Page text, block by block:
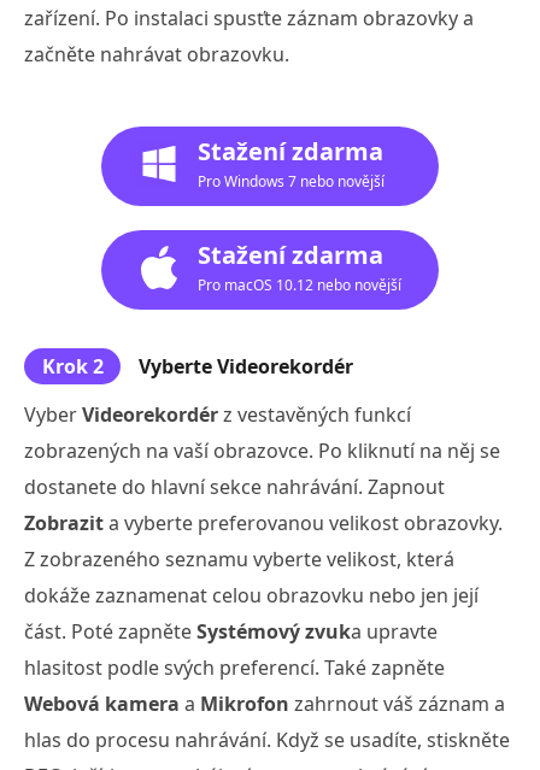
zařízení. Po instalaci spusťte záznam obrazovky a
začněte nahrávat obrazovku.
Stažení zdarma
Pro Windows 7 nebo novější
Stažení zdarma
Pro macOS 10.12 nebo novější
Krok 2
Vyberte Videorekordér
VyberVideorekordérz vestavěných funkcí
zobrazených na vaší obrazovce. Po kliknutí na něj se
dostanete do hlavní sekce nahrávání. Zapnout
Zobrazita vyberte preferovanou velikost obrazovky.
Z zobrazeného seznamu vyberte velikost, která
dokáže zaznamenat celou obrazovku nebo jen její
část. Poté zapněteSystémový zvuka upravte
hlasitost podle svých preferencí. Také zapněte
Webová kamera a Mikrofon zahrnout váš záznam a
hlas do procesu nahrávání. Když se usadíte, stiskněte